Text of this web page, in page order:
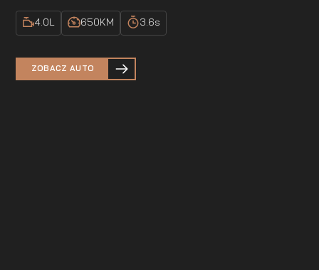
4.0L 650KM 3.6s
ZOBACZ AUTO